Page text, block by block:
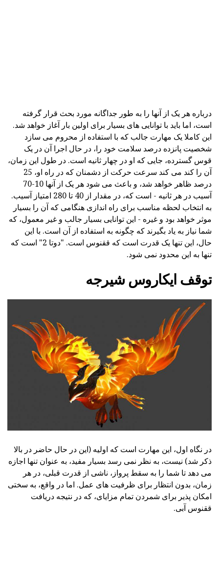
درباره هر یک از آنها را به طور جداگانه مورد بحث قرار گرفته
است، اما باید با توانایی های بسیار برای اولین بار آغاز خواهد شد.
این کاملا یک مهارت جالب که با استفاده از محروم می سازد
شخصیت پانزده درصد سلامت خود را، در حال اجرا آن در یک
قوس گسترده، جایی که او در چهار ثانیه است. در طول این زمان،
آن را کند می کند سرعت حرکت از دشمنان که در راه او، 25
درصد ظاهر خواهد شد، و باعث می شود هر یک از آنها 10-70
آسیب در هر ثانیه - است که، در مقدار از 40 تا 280 امتیاز آسیب.
به انتخاب لحظه مناسب برای راه اندازی هنگامی که آن را بسیار
موثر خواهد بود و غیره - این توانایی بسیار جالب و غیر معمول، که
شما نیاز به یاد بگیرند که چگونه به استفاده از آن است. با این
حال، این تنها یک قدرت است که ققنوس است. "دوتا 2" است که
تنها به این محدود نمی شود.
توقف ایکاروس شیرجه
در نگاه اول، این مهارت است که اولیه (این در حال حاضر در بالا
ذکر شد) نیست، به نظر نمی رسد بسیار مفید، به عنوان تنها اجازه
می دهد تا شما را به سقط پرواز، ناشی از قدرت قبلی، در هر
زمان، بدون انتظار برای ظرفیت های عمل. اما در واقع، به سختی
امکان پذیر برای شمردن تمام مزایای، که در نتیجه دریافت
ققنوس آبی.